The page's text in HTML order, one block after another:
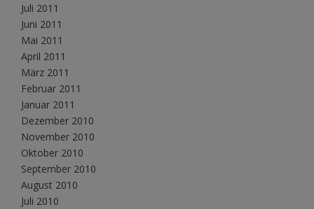
Juli 2011
Juni 2011
Mai 2011
April 2011
März 2011
Februar 2011
Januar 2011
Dezember 2010
November 2010
Oktober 2010
September 2010
August 2010
Juli 2010